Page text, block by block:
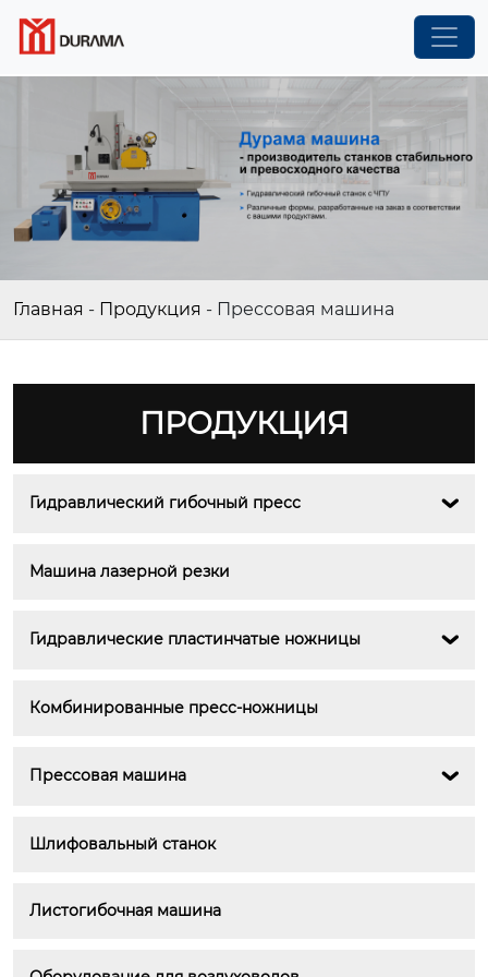
Главная - Продукция - Прессовая машина
ПРОДУКЦИЯ
Гидравлический гибочный пресс 
Машина лазерной резки
Гидравлические пластинчатые ножницы 
Комбинированные пресс-ножницы
Прессовая машина 
Шлифовальный станок
Листогибочная машина